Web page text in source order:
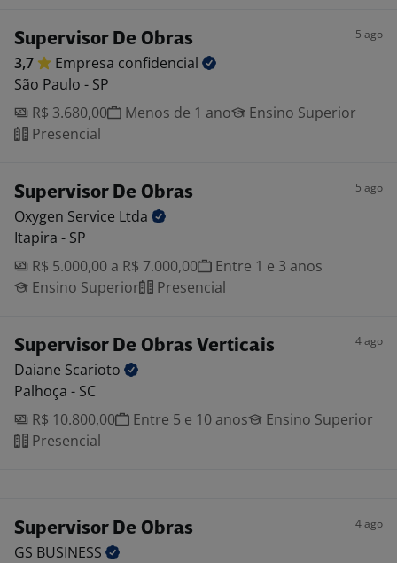
Supervisor De Obras 5 ago
3,7 Empresa confidencial
São Paulo - SP
R$ 3.680,00
Menos de 1 ano
Ensino Superior
Presencial
Supervisor De Obras 5 ago
Oxygen Service Ltda
Itapira - SP
R$ 5.000,00 a R$ 7.000,00
Entre 1 e 3 anos
Ensino Superior
Presencial
Supervisor De Obras Verticais 4 ago
Daiane Scarioto
Palhoça - SC
R$ 10.800,00
Entre 5 e 10 anos
Ensino Superior
Presencial
Supervisor De Obras 4 ago
GS BUSINESS